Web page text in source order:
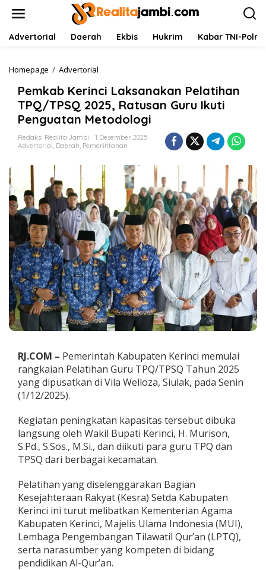
Advertorial Daerah Ekbis Hukrim Kabar TNI-Polri
Homepage / Advertorial
m
k
a
b
K
e
n
c
i
L
a
k
a
n
a
k
a
n
P
e
t
i
h
P
Q
/
P
Q
2
0
2
5
,
R
a
Pemkab Kerinci Laksanakan Pelatihan
TPQ/TPSQ 2025, Ratusan Guru Ikuti
Penguatan Metodologi
Redaksi Realita Jambi
1 Desember 2025
Advertorial, Daerah, Pemerintahan
RJ.COM – Pemerintah Kabupaten Kerinci memulai
rangkaian Pelatihan Guru TPQ/TPSQ Tahun 2025
yang dipusatkan di Vila Welloza, Siulak, pada Senin
(1/12/2025).
Kegiatan peningkatan kapasitas tersebut dibuka
langsung oleh Wakil Bupati Kerinci, H. Murison,
S.Pd., S.Sos., M.Si., dan diikuti para guru TPQ dan
TPSQ dari berbagai kecamatan.
Pelatihan yang diselenggarakan Bagian
Kesejahteraan Rakyat (Kesra) Setda Kabupaten
Kerinci ini turut melibatkan Kementerian Agama
Kabupaten Kerinci, Majelis Ulama Indonesia (MUI),
Lembaga Pengembangan Tilawatil Qur’an (LPTQ),
serta narasumber yang kompeten di bidang
pendidikan Al-Qur’an.